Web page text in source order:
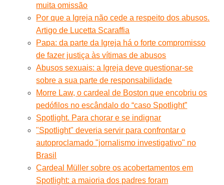
muita omissão
Por que a Igreja não cede a respeito dos abusos.
Artigo de Lucetta Scaraffia
Papa: da parte da Igreja há o forte compromisso
de fazer justiça às vítimas de abusos
Abusos sexuais: a Igreja deve questionar-se
sobre a sua parte de responsabilidade
Morre Law, o cardeal de Boston que encobriu os
pedófilos no escândalo do “caso Spotlight”
Spotlight. Para chorar e se indignar
"Spotlight" deveria servir para confrontar o
autoproclamado "jornalismo investigativo" no
Brasil
Cardeal Müller sobre os acobertamentos em
Spotlight: a maioria dos padres foram